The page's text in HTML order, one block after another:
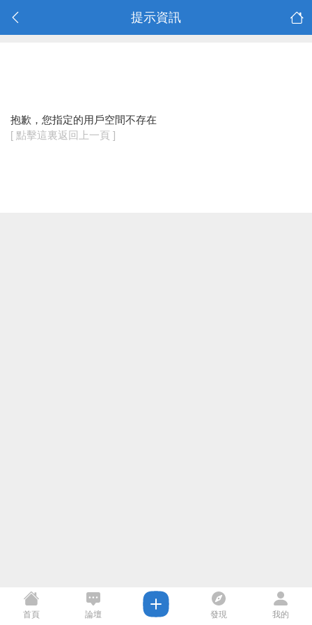
提示資訊
抱歉，您指定的用戶空間不存在
[ 點擊這裏返回上一頁 ]
首頁 論壇 發現 我的